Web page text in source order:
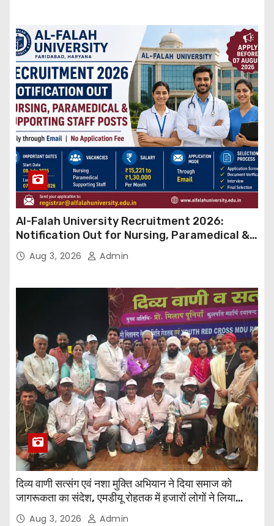
Al-Falah University Recruitment 2026:
Notification Out for Nursing, Paramedical &
Supporting Staff Posts, Apply Through Email
Aug 3, 2026 Admin
दिव्य वाणी सत्संग एवं नशा मुक्ति अभियान ने दिया समाज को
जागरूकता का संदेश, एमडीयू रोहतक में हजारों लोगों ने लिया
संकल्पAug 3, 2026 Admin